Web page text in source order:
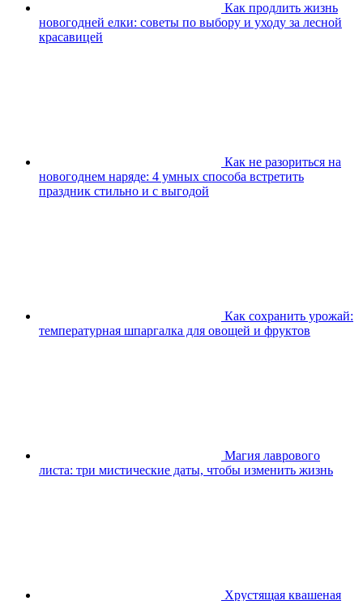
Как продлить жизнь
новогодней елки: советы по выбору и уходу за лесной
красавицей
Как не разориться на
новогоднем наряде: 4 умных способа встретить
праздник стильно и с выгодой
Как сохранить урожай:
температурная шпаргалка для овощей и фруктов
Магия лаврового
листа: три мистические даты, чтобы изменить жизнь
Хрустящая квашеная